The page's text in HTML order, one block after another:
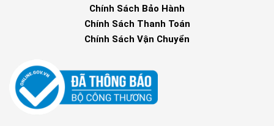
Chính Sách Bảo Hành
Chính Sách Thanh Toán
Chính Sách Vận Chuyển